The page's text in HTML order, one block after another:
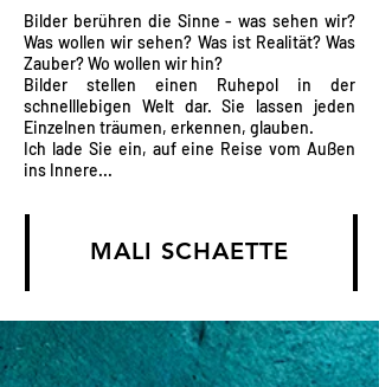
Bilder berühren die Sinne - was sehen wir?
Was wollen wir sehen? Was ist Realität? Was
Zauber? Wo wollen wir hin?
Bilder stellen einen Ruhepol in der
schnelllebigen Welt dar. Sie lassen jeden
Einzelnen träumen, erkennen, glauben.
Ich lade Sie ein, auf eine Reise vom Außen
ins Innere...
MALI SCHAETTE